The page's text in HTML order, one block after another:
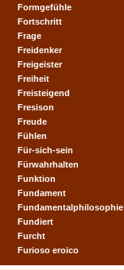
Formgefühle
Fortschritt
Frage
Freidenker
Freigeister
Freiheit
Freisteigend
Fresison
Freude
Fühlen
Für-sich-sein
Fürwahrhalten
Funktion
Fundament
Fundamentalphilosophie
Fundiert
Furcht
Furioso eroico